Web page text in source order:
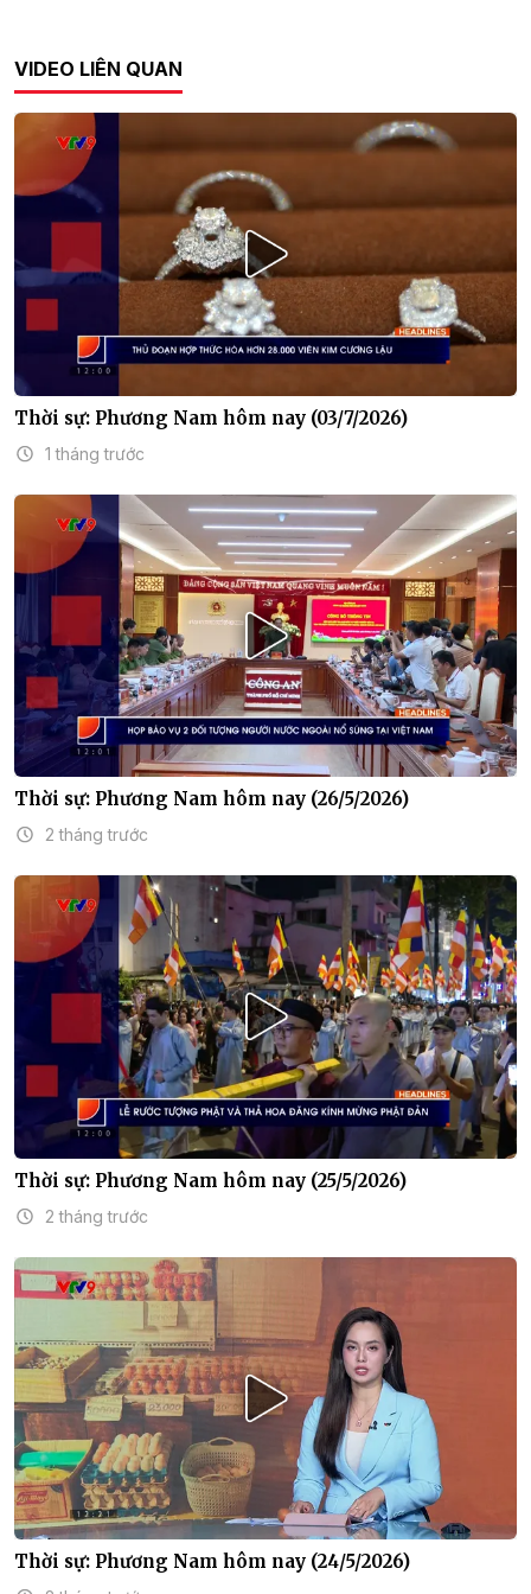
VIDEO LIÊN QUAN
Thời sự: Phương Nam hôm nay (03/7/2026)
1 tháng trước
Thời sự: Phương Nam hôm nay (26/5/2026)
2 tháng trước
Thời sự: Phương Nam hôm nay (25/5/2026)
2 tháng trước
Thời sự: Phương Nam hôm nay (24/5/2026)